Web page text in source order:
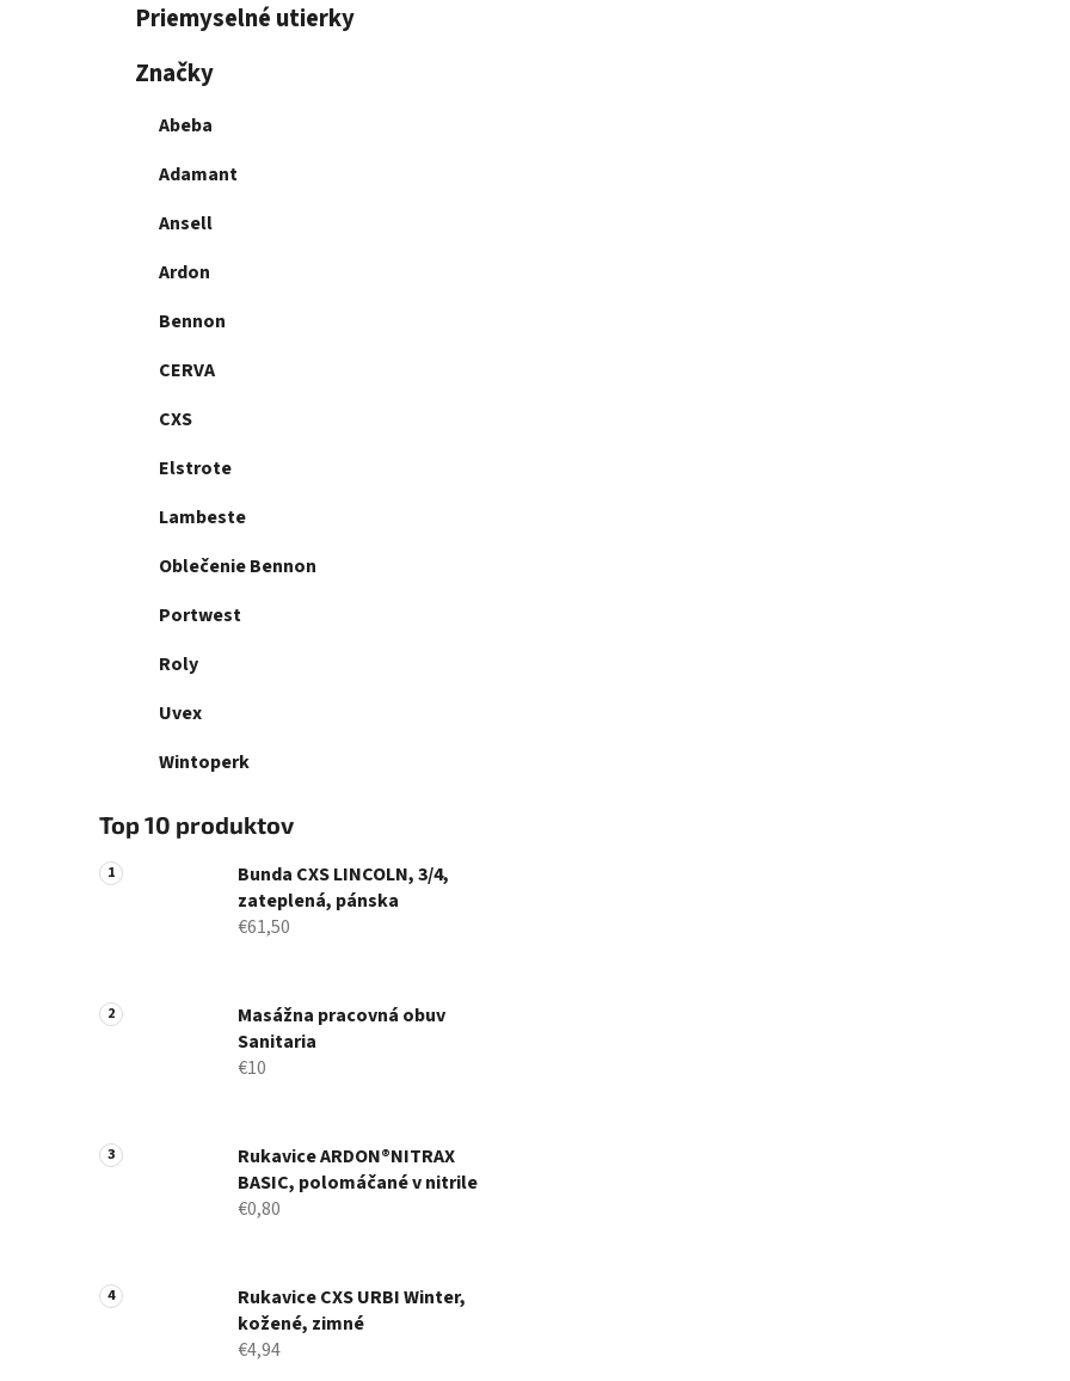
Priemyselné utierky
Značky
Abeba
Adamant
Ansell
Ardon
Bennon
CERVA
CXS
Elstrote
Lambeste
Oblečenie Bennon
Portwest
Roly
Uvex
Wintoperk
Top 10 produktov
Bunda CXS LINCOLN, 3/4,
zateplená, pánska
€61,50
Masážna pracovná obuv
Sanitaria
€10
Rukavice ARDON®NITRAX
BASIC, polomáčané v nitrile
€0,80
Rukavice CXS URBI Winter,
kožené, zimné
€4,94